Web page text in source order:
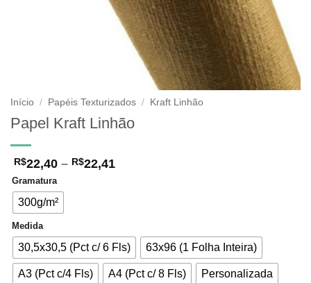
Início / Papéis Texturizados / Kraft Linhão
Papel Kraft Linhão
R$22,40 – R$22,41
Gramatura
300g/m²
Medida
30,5x30,5 (Pct c/ 6 Fls) 63x96 (1 Folha Inteira)
A3 (Pct c/4 Fls) A4 (Pct c/ 8 Fls) Personalizada